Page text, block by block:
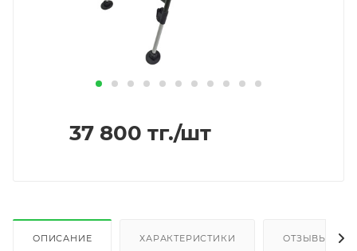
37 800 тг./шт
ОПИСАНИЕ ХАРАКТЕРИСТИКИ ОТЗЫВЫ